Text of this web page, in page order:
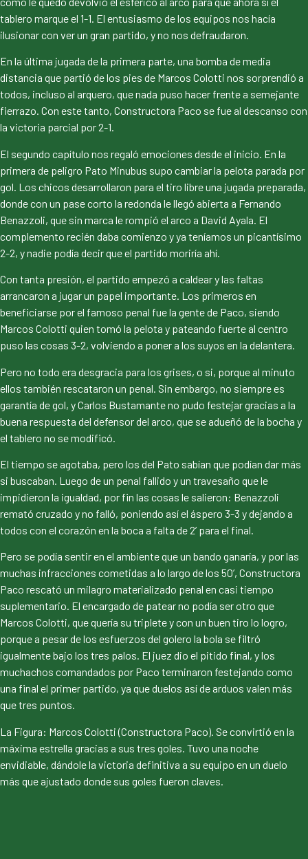
tablero marque el 1-1. El entusiasmo de los equipos nos hacía
ilusionar con ver un gran partido, y no nos defraudaron.
En la última jugada de la primera parte, una bomba de media
distancia que partió de los pies de Marcos Colotti nos sorprendió a
todos, incluso al arquero, que nada puso hacer frente a semejante
fierrazo. Con este tanto, Constructora Paco se fue al descanso con
la victoria parcial por 2-1.
El segundo capítulo nos regaló emociones desde el inicio. En la
primera de peligro Pato Minubus supo cambiar la pelota parada por
gol. Los chicos desarrollaron para el tiro libre una jugada preparada,
donde con un pase corto la redonda le llegó abierta a Fernando
Benazzoli, que sin marca le rompió el arco a David Ayala. El
complemento recién daba comienzo y ya teníamos un picantísimo
2-2, y nadie podía decir que el partido moriría ahí.
Con tanta presión, el partido empezó a caldear y las faltas
arrancaron a jugar un papel importante. Los primeros en
beneficiarse por el famoso penal fue la gente de Paco, siendo
Marcos Colotti quien tomó la pelota y pateando fuerte al centro
puso las cosas 3-2, volviendo a poner a los suyos en la delantera.
Pero no todo era desgracia para los grises, o si, porque al minuto
ellos también rescataron un penal. Sin embargo, no siempre es
garantía de gol, y Carlos Bustamante no pudo festejar gracias a la
buena respuesta del defensor del arco, que se adueñó de la bocha y
el tablero no se modificó.
El tiempo se agotaba, pero los del Pato sabían que podían dar más
si buscaban. Luego de un penal fallido y un travesaño que le
impidieron la igualdad, por fin las cosas le salieron: Benazzoli
remató cruzado y no falló, poniendo así el áspero 3-3 y dejando a
todos con el corazón en la boca a falta de 2’ para el final.
Pero se podía sentir en el ambiente que un bando ganaría, y por las
muchas infracciones cometidas a lo largo de los 50’, Constructora
Paco rescató un milagro materializado penal en casi tiempo
suplementario. El encargado de patear no podía ser otro que
Marcos Colotti, que quería su triplete y con un buen tiro lo logro,
porque a pesar de los esfuerzos del golero la bola se filtró
igualmente bajo los tres palos. El juez dio el pitido final, y los
muchachos comandados por Paco terminaron festejando como
una final el primer partido, ya que duelos así de arduos valen más
que tres puntos.
La Figura: Marcos Colotti (Constructora Paco). Se convirtió en la
máxima estrella gracias a sus tres goles. Tuvo una noche
envidiable, dándole la victoria definitiva a su equipo en un duelo
más que ajustado donde sus goles fueron claves.